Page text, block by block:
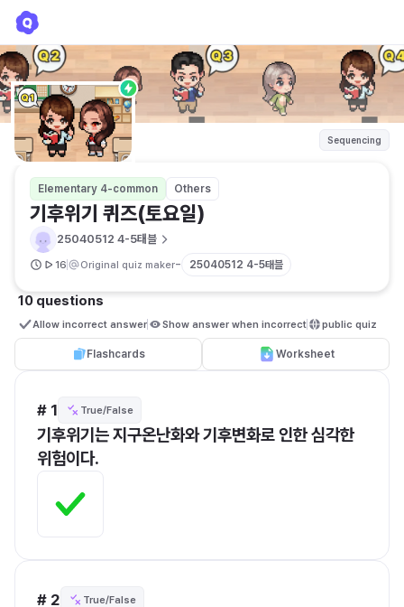
Sequencing
Elementary 4-common Others
기후위기 퀴즈(토요일)
25040512 4-5태블
16 Original quiz maker- 25040512 4-5태블
10 questions
Allow incorrect answer Show answer when incorrect public quiz
Flashcards Worksheet
# 1 True/False
기후위기는 지구온난화와 기후변화로 인한 심각한
위험이다.
# 2 True/False